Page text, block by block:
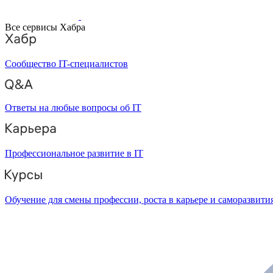
Все сервисы Хабра
Сообщество IT-специалистов
Ответы на любые вопросы об IT
Профессиональное развитие в IT
Обучение для смены профессии, роста в карьере и